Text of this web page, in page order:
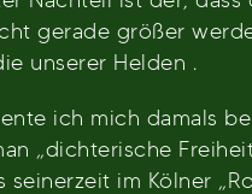
gerade größer
unserer Helden .
ich mich damals
„dichterische
seinerzeit im Kölner